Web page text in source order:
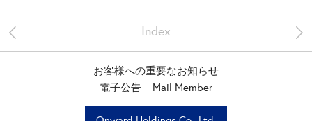
< >
Index
お客様への重要なお知らせ
電子公告
Mail Member